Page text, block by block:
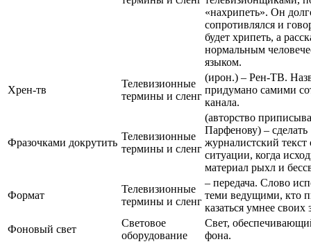
«нахрипеть». Он
сопротивлялся и
будет хрипеть, а
нормальным
языком.
Хрен-тв
Телевизионные
термины и сленг
(ирон.) – Рен-ТВ.
придумано самими
канала.
Фразочками докрутить
Телевизионные
термины и сленг
(авторство
Парфенову) – сделать
журналистский текст
ситуации, когда
материал рыхл и
Формат
Телевизионные
термины и сленг
– передача. Слово
теми ведущими, кто
казаться умнее своих
Фоновый свет
Световое
оборудование
Свет,
фона.